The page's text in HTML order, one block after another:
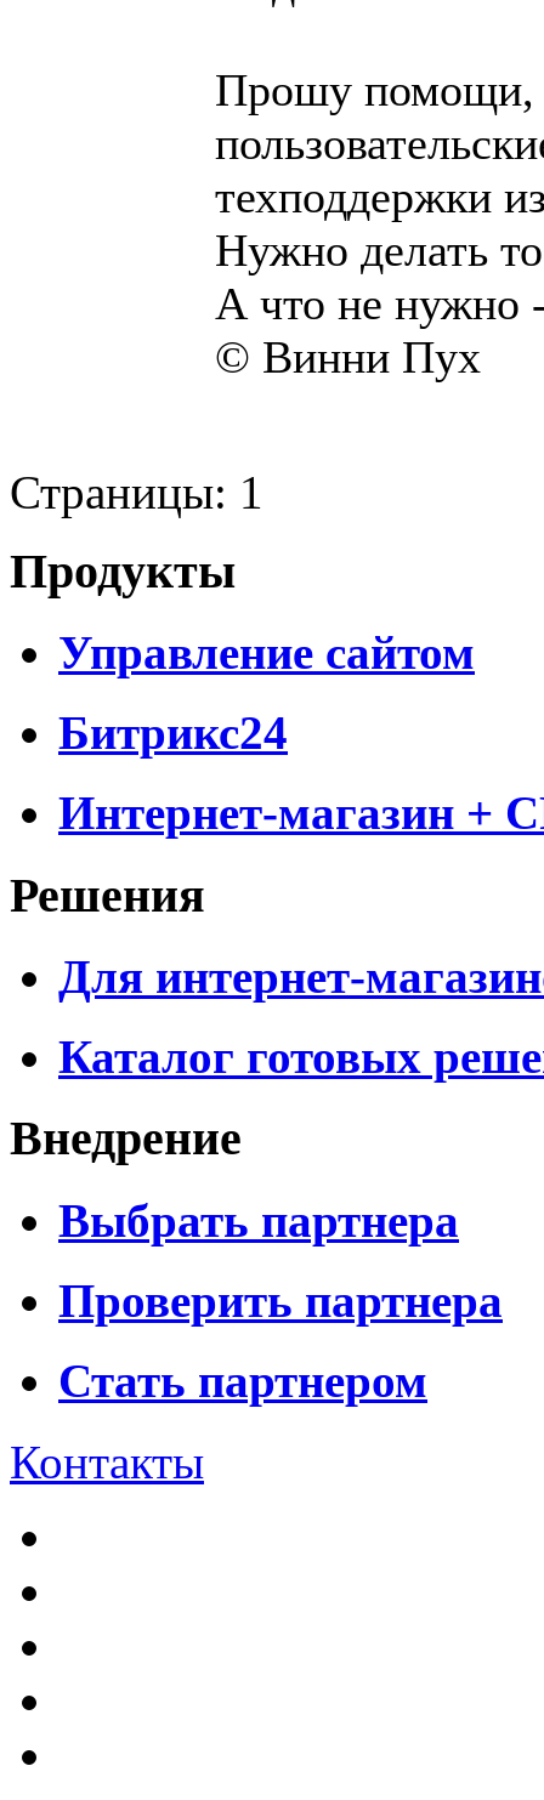
Прошу помощи,
техподдержки
Нужно делать
А что не нужно
© Винни Пух
Страницы: 1
Продукты
Управление сайтом
Битрикс24
Интернет-магазин +
Решения
Для интернет-
Каталог готовых
Внедрение
Выбрать партнера
Проверить партнера
Стать партнером
Контакты